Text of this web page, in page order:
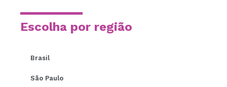
Escolha por região
Brasil
São Paulo